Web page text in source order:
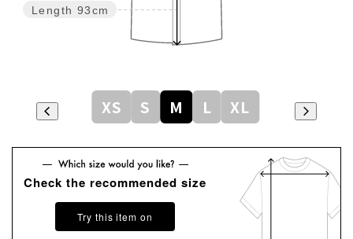
Length 93cm
XS S M L XL
Check the recommended size
Try this item on